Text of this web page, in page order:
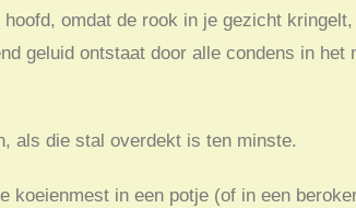
omdat de rook in je gezicht
geluid ontstaat door alle condens in
als die stal overdekt is ten minste.
koeienmest in een potje (of in een